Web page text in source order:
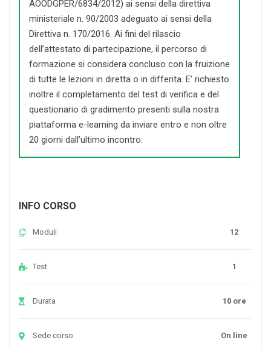
AOODGPER/6834/2012) ai sensi della direttiva
ministeriale n. 90/2003 adeguato ai sensi della
Direttiva n. 170/2016. Ai fini del rilascio
dell’attestato di partecipazione, il percorso di
formazione si considera concluso con la fruizione
di tutte le lezioni in diretta o in differita. E’ richiesto
inoltre il completamento del test di verifica e del
questionario di gradimento presenti sulla nostra
piattaforma e-learning da inviare entro e non oltre
20 giorni dall’ultimo incontro.
INFO CORSO
Moduli 12
Test 1
Durata 10 ore
Sede corso On line